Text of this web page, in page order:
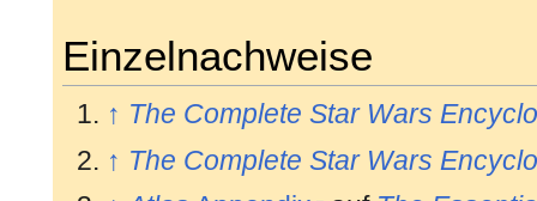
Einzelnachweise
↑ The Complete Star Wars
↑ The Complete Star Wars